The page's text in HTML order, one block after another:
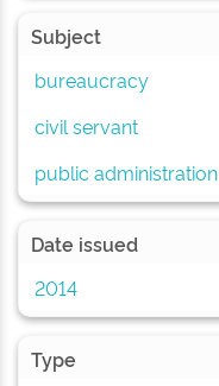
Subject
bureaucracy
civil servant
public administration
Date issued
2014
Type